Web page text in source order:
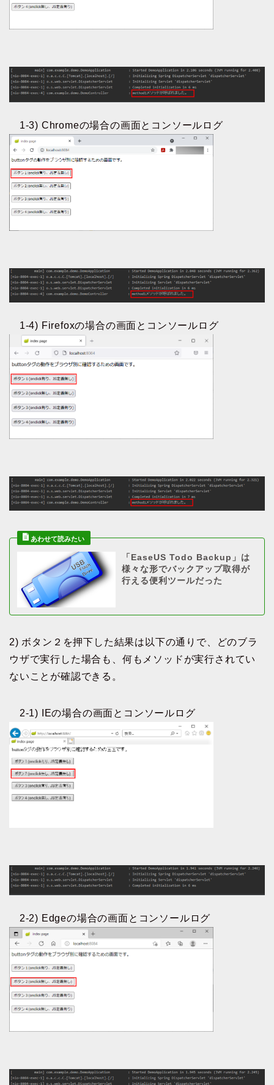
1-3) Chromeの場合の画面とコンソールログ
1-4) Firefoxの場合の画面とコンソールログ
「EaseUS Todo Backup」は
様々な形でバックアップ取得が
行える便利ツールだった
2) ボタン２を押下した結果は以下の通りで、どのブラ
ウザで実行した場合も、何もメソッドが実行されてい
ないことが確認できる。
2-1) IEの場合の画面とコンソールログ
2-2) Edgeの場合の画面とコンソールログ